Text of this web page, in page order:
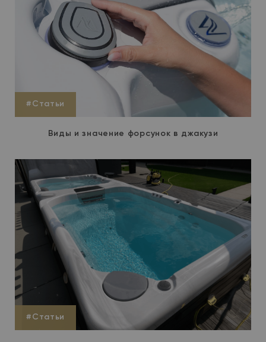
#Статьи
Виды и значение форсунок в джакузи
#Статьи